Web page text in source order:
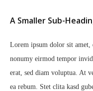
A Smaller Sub-
Lorem ipsum dolor sit amet,
nonumy eirmod tempor
erat, sed diam voluptua. At
ea rebum. Stet clita kasd